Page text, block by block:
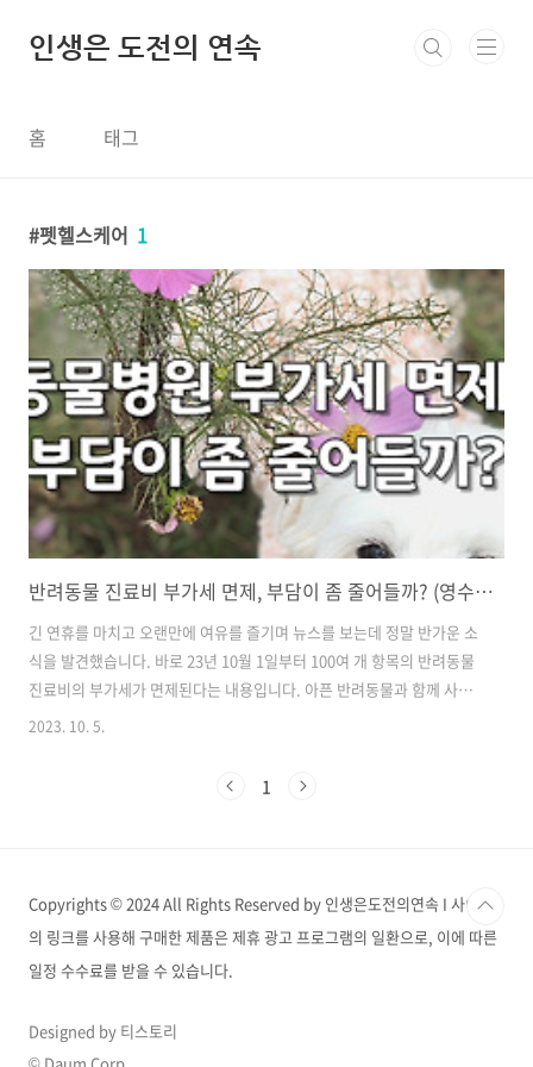
인생은 도전의 연속
홈 태그
펫헬스케어 1
반려동물 진료비 부가세 면제, 부담이 좀 줄어들까? (영수증 확인 필수)
긴 연휴를 마치고 오랜만에 여유를 즐기며 뉴스를 보는데 정말 반가운 소
식을 발견했습니다. 바로 23년 10월 1일부터 100여 개 항목의 반려동물
진료비의 부가세가 면제된다는 내용입니다. 아픈 반려동물과 함께 사는
견주 입장으로 너무 기대되는 소식인데요, 자세히 알아보겠습니다. 천차
접종, 중성화 수술 등 일부 항목은 부가세 면제 대상이었다고 합니다. 정
에서는..
2023. 10. 5.
1
Copyrights © 2024 All Rights Reserved by 인생은도전의연속 I 사이트
의 링크를 사용해 구매한 제품은 제휴 광고 프로그램의 일환으로, 이에 따른
일정 수수료를 받을 수 있습니다.
Designed by 티스토리